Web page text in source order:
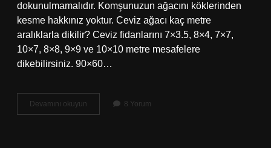
dokunulmamalıdır. Komşunuzun ağacını köklerinden
kesme hakkınız yoktur. Ceviz ağacı kaç metre
aralıklarla dikilir? Ceviz fidanlarını 7×3.5, 8×4, 7×7,
10×7, 8×8, 9×9 ve 10×10 metre mesafelere
dikebilirsiniz. 90×60…
Devamını okuyun
Ağacı
8 Yorum